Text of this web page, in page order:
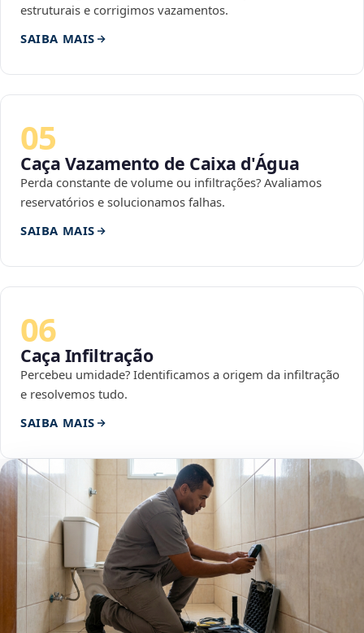
estruturais e corrigimos vazamentos.
SAIBA MAIS
05
Caça Vazamento de Caixa d'Água
Perda constante de volume ou infiltrações? Avaliamos
reservatórios e solucionamos falhas.
SAIBA MAIS
06
Caça Infiltração
Percebeu umidade? Identificamos a origem da infiltração
e resolvemos tudo.
SAIBA MAIS